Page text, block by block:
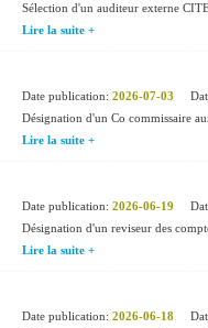
Sélection d'un auditeur externe
Lire la suite +
Date publication: 2026-07-03
Désignation d'un Co commissaire
Lire la suite +
Date publication: 2026-06-19
Désignation d'un reviseur des
Lire la suite +
Date publication: 2026-06-18